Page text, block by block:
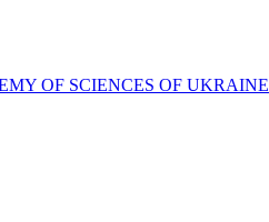
OF SCIENCES OF UKRAINE